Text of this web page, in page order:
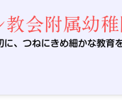
教会附属幼稚
に、つねにきめ細かな教育